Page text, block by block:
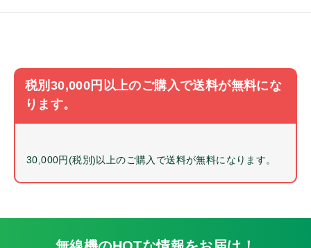
税別30,000円以上のご購入で送料が無料にな
ります。
30,000円(税別)以上のご購入で送料が無料になります。
サイドカバー
マイクスポンジ
耳掛け
ボリュームツマミ
チャンネルツマミ